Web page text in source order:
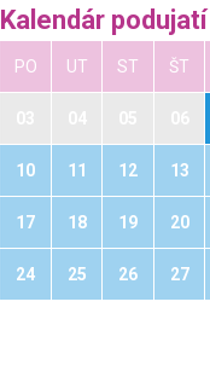
Kalendár podujatí
PO UT ST ŠT
10 11 12 13
17 18 19 20
24 25 26 27